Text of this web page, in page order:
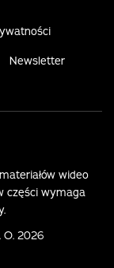
Newsletter
wideo
części wymaga
O. 2026